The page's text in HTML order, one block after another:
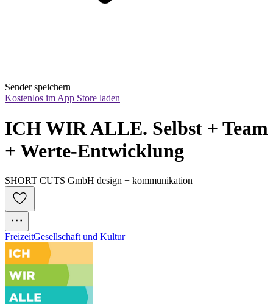
Sender speichern
Kostenlos im App Store laden
ICH WIR ALLE. Selbst + Team
+ Werte-Entwicklung
SHORT CUTS GmbH design + kommunikation
FreizeitGesellschaft und Kultur